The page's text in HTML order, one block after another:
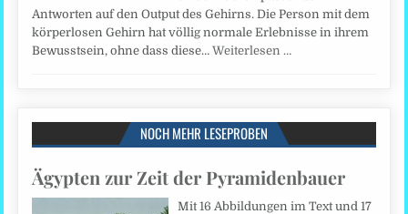
Antworten auf den Output des Gehirns. Die Person mit dem
körperlosen Gehirn hat völlig normale Erlebnisse in ihrem
Bewusstsein, ohne dass diese…Weiterlesen …
NOCH MEHR LESEPROBEN
Ägypten zur Zeit der Pyramidenbauer
Mit 16 Abbildungen im Text und 17